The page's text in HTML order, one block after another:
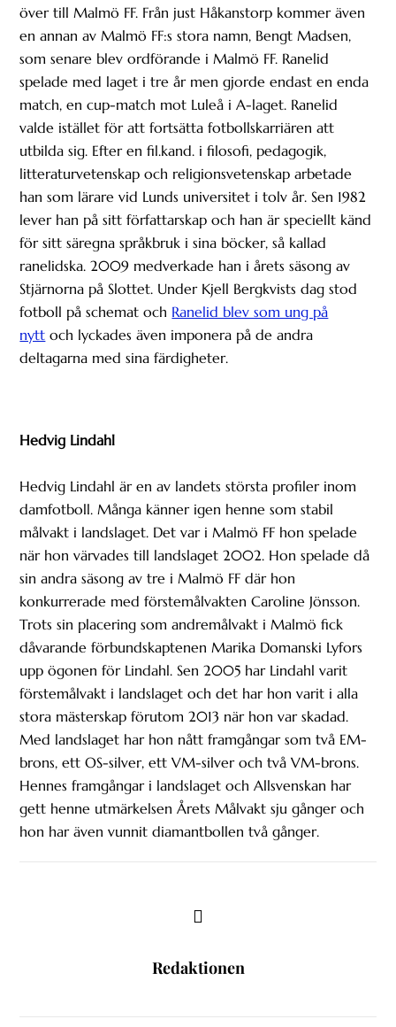
över till Malmö FF. Från just Håkanstorp kommer även
en annan av Malmö FF:s stora namn, Bengt Madsen,
som senare blev ordförande i Malmö FF. Ranelid
spelade med laget i tre år men gjorde endast en enda
match, en cup-match mot Luleå i A-laget. Ranelid
valde istället för att fortsätta fotbollskarriären att
utbilda sig. Efter en fil.kand. i filosofi, pedagogik,
litteraturvetenskap och religionsvetenskap arbetade
han som lärare vid Lunds universitet i tolv år. Sen 1982
lever han på sitt författarskap och han är speciellt känd
för sitt säregna språkbruk i sina böcker, så kallad
ranelidska. 2009 medverkade han i årets säsong av
Stjärnorna på Slottet. Under Kjell Bergkvists dag stod
fotboll på schemat och Ranelid blev som ung på
nytt och lyckades även imponera på de andra
deltagarna med sina färdigheter.
Hedvig Lindahl
Hedvig Lindahl är en av landets största profiler inom
damfotboll. Många känner igen henne som stabil
målvakt i landslaget. Det var i Malmö FF hon spelade
när hon värvades till landslaget 2002. Hon spelade då
sin andra säsong av tre i Malmö FF där hon
konkurrerade med förstemålvakten Caroline Jönsson.
Trots sin placering som andremålvakt i Malmö fick
dåvarande förbundskaptenen Marika Domanski Lyfors
upp ögonen för Lindahl. Sen 2005 har Lindahl varit
förstemålvakt i landslaget och det har hon varit i alla
stora mästerskap förutom 2013 när hon var skadad.
Med landslaget har hon nått framgångar som två EM-
brons, ett OS-silver, ett VM-silver och två VM-brons.
Hennes framgångar i landslaget och Allsvenskan har
gett henne utmärkelsen Årets Målvakt sju gånger och
hon har även vunnit diamantbollen två gånger.
Redaktionen